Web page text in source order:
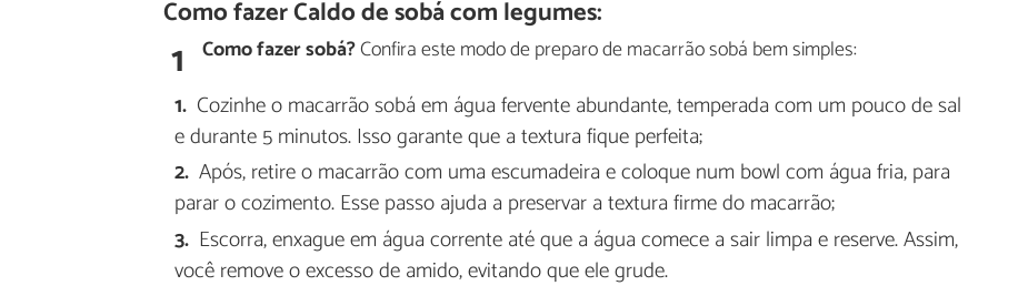
Como fazer Caldo de sobá com legumes:
1 Como fazer sobá?Confira este modo de preparo de macarrão sobá bem simples:
Cozinhe o macarrão sobá em água fervente abundante, temperada com um pouco de sal
e durante 5 minutos. Isso garante que a textura fique perfeita;
Após, retire o macarrão com uma escumadeira e coloque num bowl com água fria, para
parar o cozimento. Esse passo ajuda a preservar a textura firme do macarrão;
Escorra, enxague em água corrente até que a água comece a sair limpa e reserve. Assim,
você remove o excesso de amido, evitando que ele grude.